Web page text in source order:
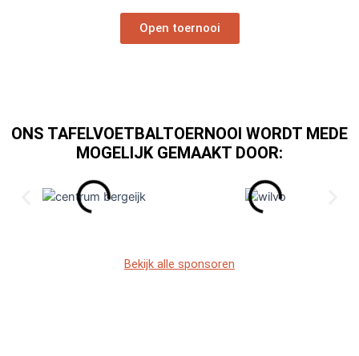
Open toernooi
ONS TAFELVOETBALTOERNOOI WORDT MEDE
MOGELIJK GEMAAKT DOOR:
Bekijk alle sponsoren